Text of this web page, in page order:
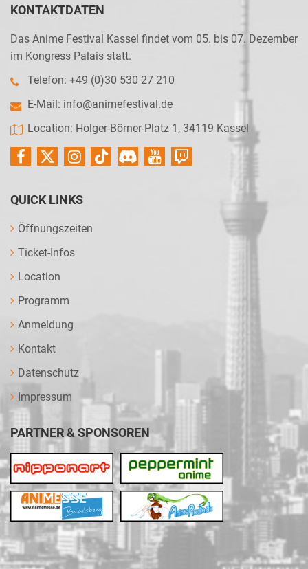
KONTAKTDATEN
Das Anime Festival Kassel findet vom 05. bis 07. Dezember
im Kongress Palais statt.
Telefon: +49 (0)30 530 27 210
E-Mail: info@animefestival.de
Location: Holger-Börner-Platz 1, 34119 Kassel
QUICK LINKS
Öffnungszeiten
Ticket-Infos
Location
Programm
Anmeldung
Kontakt
Datenschutz
Impressum
PARTNER & SPONSOREN